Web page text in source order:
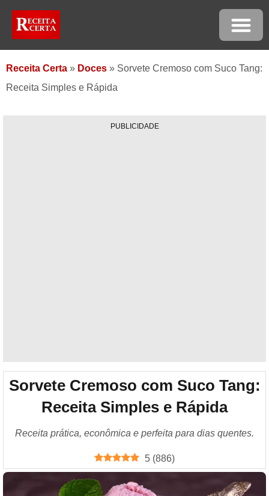
Receita Certa » Doces » Sorvete Cremoso com Suco Tang:
Receita Simples e Rápida
PUBLICIDADE
Sorvete Cremoso com Suco Tang:
Receita Simples e Rápida
Receita prática, econômica e perfeita para dias quentes.
5 (886)